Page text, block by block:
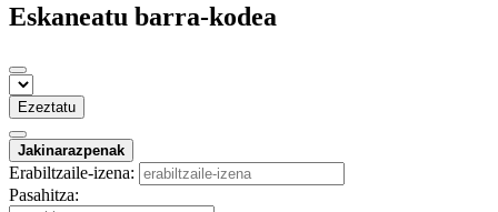
Eskaneatu barra-kodea
Ezeztatu
Jakinarazpenak
Erabiltzaile-izena:
Pasahitza: